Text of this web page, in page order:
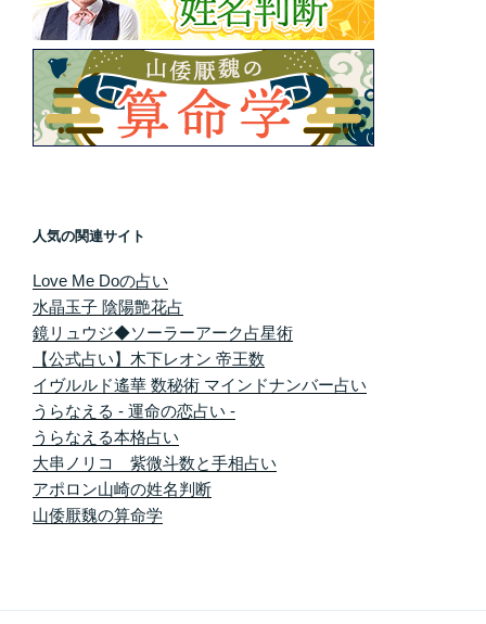
人気の関連サイト
Love Me Doの占い
水晶玉子 陰陽艶花占
鏡リュウジ◆ソーラーアーク占星術
【公式占い】木下レオン 帝王数
イヴルルド遙華 数秘術 マインドナンバー占い
うらなえる - 運命の恋占い -
うらなえる本格占い
大串ノリコ 紫微斗数と手相占い
アポロン山崎の姓名判断
山倭厭魏の算命学